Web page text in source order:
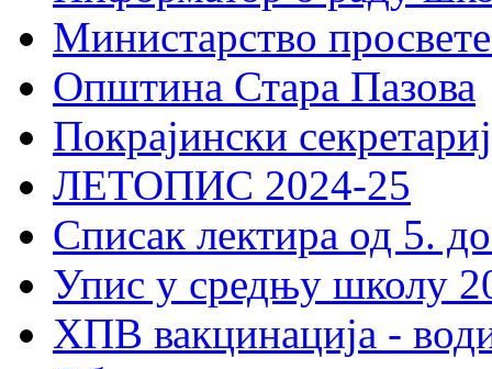
Министарство
Општина Стара Пазова
Покрајински
ЛЕТОПИС 2024-25
Списак лектира од 5.
Упис у средњу школу
ХПВ вакцинација -